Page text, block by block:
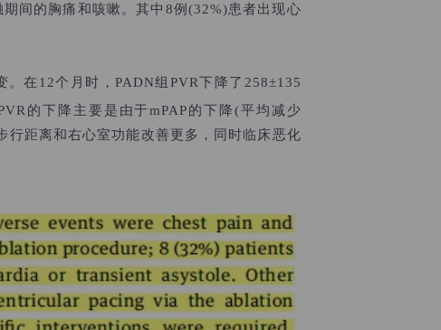
间的胸痛和咳嗽。其中8例(32%)患者出现心
在12个月时，PADN组PVR下降了258±135
的下降主要是由于mPAP的下降(平均减少
距离和右心室功能改善更多，同时临床恶化